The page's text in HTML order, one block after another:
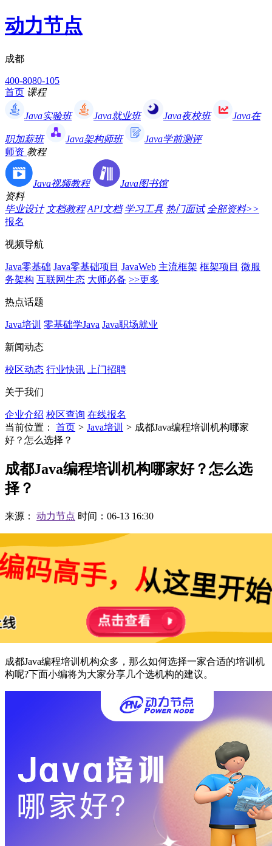
动力节点
成都
400-8080-105
首页 课程
Java实验班 Java就业班 Java夜校班 Java在
职加薪班 Java架构师班
Java学前测评
师资 教程
Java视频教程
Java图书馆
资料
毕业设计 文档教程 API文档 学习工具 热门面试 全部资料>>
报名
视频导航
Java零基础 Java零基础项目 JavaWeb 主流框架 框架项目 微服
务架构 互联网生态 大师必备 >>更多
热点话题
Java培训 零基础学Java Java职场就业
新闻动态
校区动态 行业快讯 上门招聘
关于我们
企业介绍 校区查询 在线报名
当前位置：
首页 > Java培训 > 成都Java编程培训机构哪家
好？怎么选择？
成都Java编程培训机构哪家好？怎么选
择？
来源： 动力节点 时间：06-13 16:30
成都Java编程培训机构众多，那么如何选择一家合适的培训机
构呢?下面小编将为大家分享几个选机构的建议。